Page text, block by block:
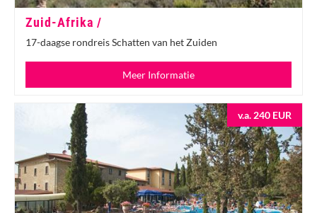
Zuid-Afrika /
17-daagse rondreis Schatten van het Zuiden
Meer Informatie
v.a. 240 EUR